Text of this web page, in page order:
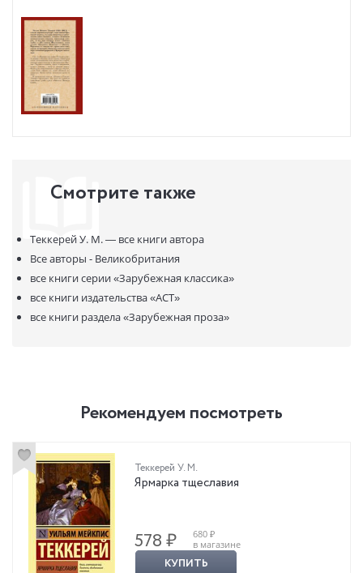
Смотрите также
Теккерей У. М. — все книги автора
Все авторы - Великобритания
все книги серии«Зарубежная классика»
все книги издательства«АСТ»
все книги раздела«Зарубежная проза»
Рекомендуем посмотреть
Теккерей У. М.
Ярмарка тщеславия
578 ₽
680 ₽
в магазине
КУПИТЬ